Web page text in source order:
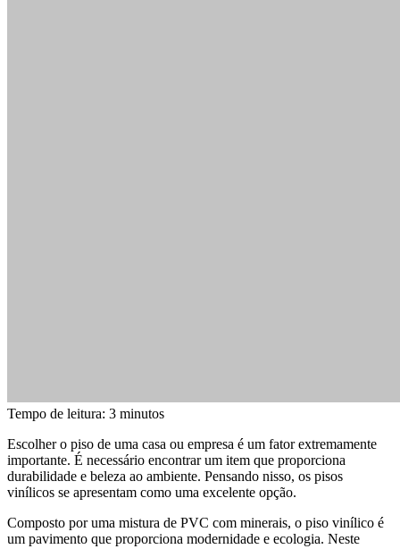
Tempo de leitura: 3 minutos
Escolher o piso de uma casa ou empresa é um fator extremamente
importante. É necessário encontrar um item que proporciona
durabilidade e beleza ao ambiente. Pensando nisso, os pisos
vinílicos se apresentam como uma excelente opção.
Composto por uma mistura de PVC com minerais, o piso vinílico é
um pavimento que proporciona modernidade e ecologia. Neste